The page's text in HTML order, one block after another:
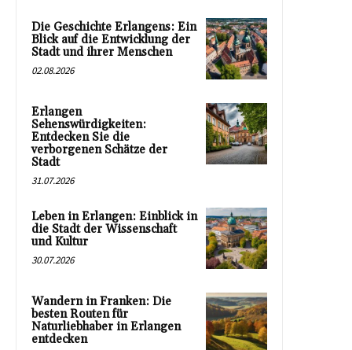
Die Geschichte Erlangens: Ein
Blick auf die Entwicklung der
Stadt und ihrer Menschen
02.08.2026
Erlangen
Sehenswürdigkeiten:
Entdecken Sie die
verborgenen Schätze der
Stadt
31.07.2026
Leben in Erlangen: Einblick in
die Stadt der Wissenschaft
und Kultur
30.07.2026
Wandern in Franken: Die
besten Routen für
Naturliebhaber in Erlangen
entdecken